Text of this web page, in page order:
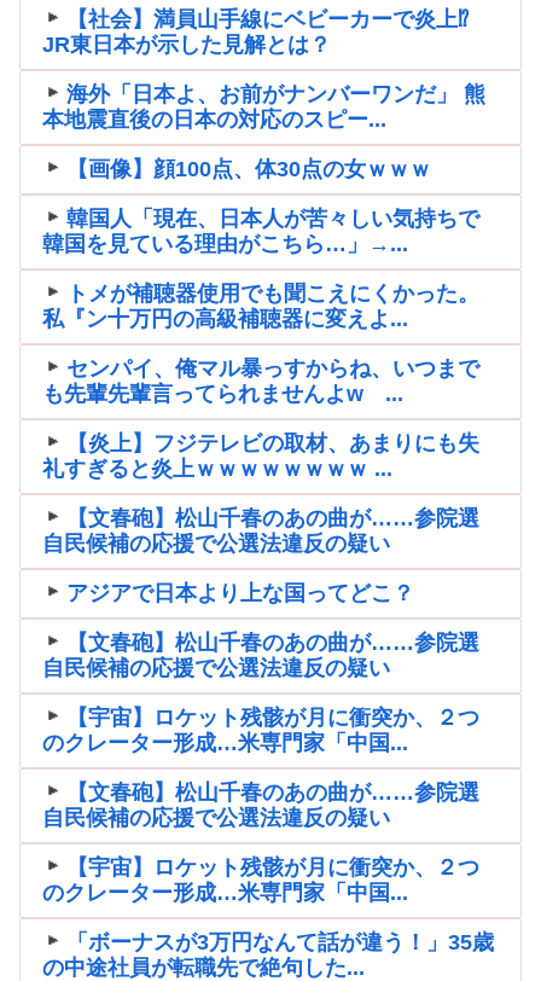
【社会】満員山手線にベビーカーで炎上⁉
JR東日本が示した見解とは？
海外「日本よ、お前がナンバーワンだ」 熊
本地震直後の日本の対応のスピー...
【画像】顔100点、体30点の女ｗｗｗ
韓国人「現在、日本人が苦々しい気持ちで
韓国を見ている理由がこちら…」→...
トメが補聴器使用でも聞こえにくかった。
私『ン十万円の高級補聴器に変えよ...
センパイ、俺マル暴っすからね、いつまで
も先輩先輩言ってられませんよw ...
【炎上】フジテレビの取材、あまりにも失
礼すぎると炎上ｗｗｗｗｗｗｗｗ ...
【文春砲】松山千春のあの曲が……参院選
自民候補の応援で公選法違反の疑い
アジアで日本より上な国ってどこ？
【文春砲】松山千春のあの曲が……参院選
自民候補の応援で公選法違反の疑い
【宇宙】ロケット残骸が月に衝突か、２つ
のクレーター形成…米専門家「中国...
【文春砲】松山千春のあの曲が……参院選
自民候補の応援で公選法違反の疑い
【宇宙】ロケット残骸が月に衝突か、２つ
のクレーター形成…米専門家「中国...
「ボーナスが3万円なんて話が違う！」35歳
の中途社員が転職先で絶句した...